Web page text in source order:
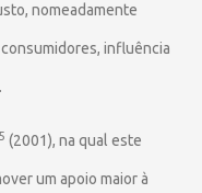
nomeadamente
influência
(2001), na qual este
um apoio maior à